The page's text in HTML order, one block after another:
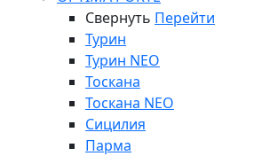
Свернуть Перейти
Турин
Турин NEO
Тоскана
Тоскана NEO
Сицилия
Парма